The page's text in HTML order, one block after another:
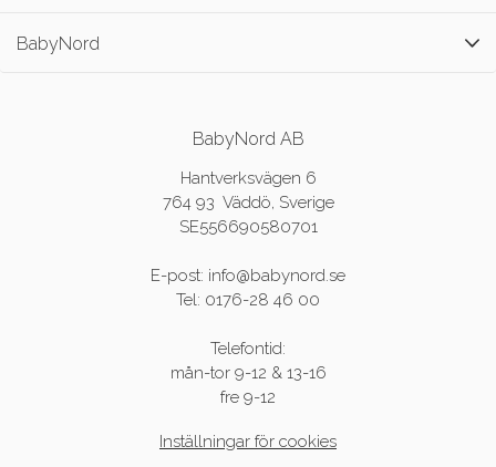
BabyNord
BabyNord AB
Hantverksvägen 6
764 93 Väddö, Sverige
SE556690580701
E-post: info@babynord.se
Tel: 0176-28 46 00
Telefontid:
mån-tor 9-12 & 13-16
fre 9-12
Inställningar för cookies